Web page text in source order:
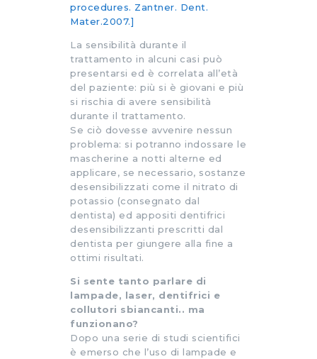
procedures. Zantner. Dent.
Mater.2007.]
La sensibilità durante il
trattamento in alcuni casi può
presentarsi ed è correlata all’età
del paziente: più si è giovani e più
si rischia di avere sensibilità
durante il trattamento.
Se ciò dovesse avvenire nessun
problema: si potranno indossare le
mascherine a notti alterne ed
applicare, se necessario, sostanze
desensibilizzati come il nitrato di
potassio (consegnato dal
dentista) ed appositi dentifrici
desensibilizzanti prescritti dal
dentista per giungere alla fine a
ottimi risultati.
Si sente tanto parlare di
lampade, laser, dentifrici e
collutori sbiancanti.. ma
funzionano?
Dopo una serie di studi scientifici
è emerso che l’uso di lampade e